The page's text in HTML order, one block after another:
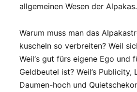
allgemeinen Wesen der Alpakas.
Warum muss man das
kuscheln so verbreiten? Weil
Weil‘s gut fürs eigene Ego und
Geldbeutel ist? Weil’s Publicity,
Daumen-hoch und